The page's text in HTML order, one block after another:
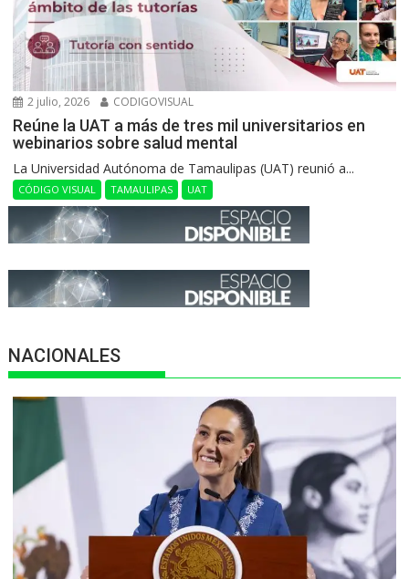
2 julio, 2026 CODIGOVISUAL
Reúne la UAT a más de tres mil universitarios en
webinarios sobre salud mental
La Universidad Autónoma de Tamaulipas (UAT) reunió a...
CÓDIGO VISUAL TAMAULIPAS UAT
NACIONALES